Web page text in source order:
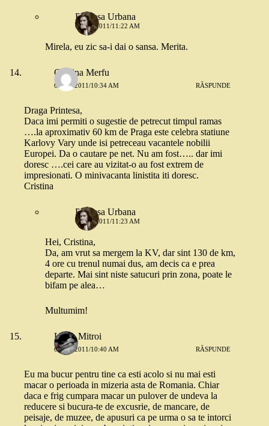
Printesa Urbana
6 MAI 2011/11:22 AM
Mirela, eu zic sa-i dai o sansa. Merita.
Cristina Merfu
6 MAI 2011/10:34 AM RĂSPUNDE
Draga Printesa,
Daca imi permiti o sugestie de petrecut timpul ramas
….la aproximativ 60 km de Praga este celebra statiune
Karlovy Vary unde isi petreceau vacantele nobilii
Europei. Da o cautare pe net. Nu am fost….. dar imi
doresc ….cei care au vizitat-o au fost extrem de
impresionati. O minivacanta linistita iti doresc.
Cristina
Printesa Urbana
6 MAI 2011/11:23 AM
Hei, Cristina,
Da, am vrut sa mergem la KV, dar sint 130 de km,
4 ore cu trenul numai dus, am decis ca e prea
departe. Mai sint niste satucuri prin zona, poate le
bifam pe alea…
Multumim!
Liana Mitroi
6 MAI 2011/10:40 AM RĂSPUNDE
Eu ma bucur pentru tine ca esti acolo si nu mai esti
macar o perioada in mizeria asta de Romania. Chiar
daca e frig cumpara macar un pulover de undeva la
reducere si bucura-te de excusrie, de mancare, de
peisaje, de muzee, de apusuri ca pe urma o sa te intorci